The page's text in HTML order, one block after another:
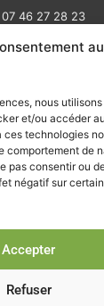
nous
et/ou accéder
technologies
comportement de
pas consentir ou
négatif sur
Accepter
Refuser
07 46 27 28 23
i
n
k
e
i
n
o
u
t
u
e
DE LA
terrain de
la filière, nos
à la lettre d'info